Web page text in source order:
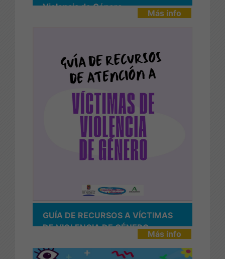
Violencia de Género
Más info
GUÍA DE RECURSOS A VÍCTIMAS
DE VIOLENCIA DE GÉNERO
Más info